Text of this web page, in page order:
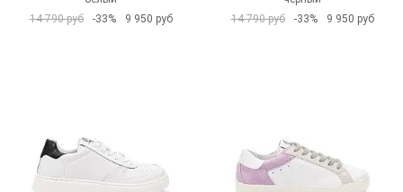
14 790 руб
-33% 9 950 руб
14 790 руб
-33% 9 950 руб